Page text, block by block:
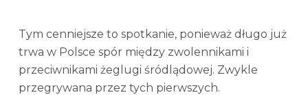
Tym cenniejsze to spotkanie, ponieważ długo już
trwa w Polsce spór między zwolennikami i
przeciwnikami żeglugi śródlądowej. Zwykle
przegrywana przez tych pierwszych.